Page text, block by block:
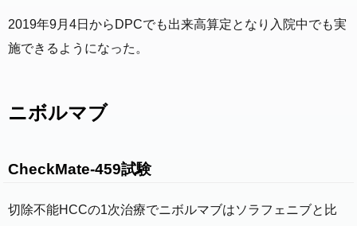
2019年9月4日からDPCでも出来高算定となり入院中でも実
施できるようになった。
ニボルマブ
CheckMate-459試験
切除不能HCCの1次治療でニボルマブはソラフェニブと比